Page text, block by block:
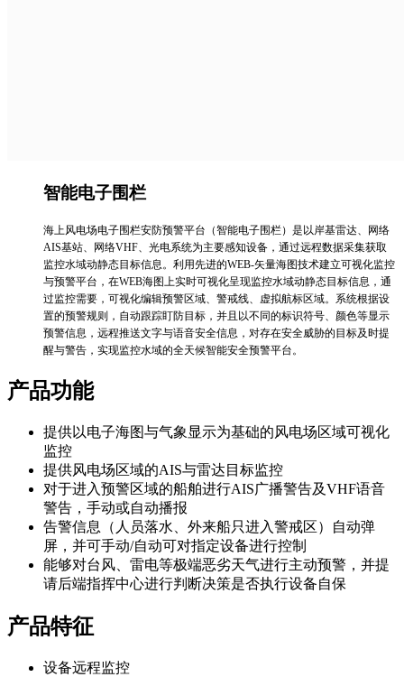
智能电子围栏
海上风电场电子围栏安防预警平台（智能电子围栏）是以岸基雷达、网络
AIS基站、网络VHF、光电系统为主要感知设备，通过远程数据采集获取
监控水域动静态目标信息。利用先进的WEB-矢量海图技术建立可视化监控
与预警平台，在WEB海图上实时可视化呈现监控水域动静态目标信息，通
过监控需要，可视化编辑预警区域、警戒线、虚拟航标区域。系统根据设
置的预警规则，自动跟踪盯防目标，并且以不同的标识符号、颜色等显示
预警信息，远程推送文字与语音安全信息，对存在安全威胁的目标及时提
醒与警告，实现监控水域的全天候智能安全预警平台。
产品功能
提供以电子海图与气象显示为基础的风电场区域可视化
监控
提供风电场区域的AIS与雷达目标监控
对于进入预警区域的船舶进行AIS广播警告及VHF语音
警告，手动或自动播报
告警信息（人员落水、外来船只进入警戒区）自动弹
屏，并可手动/自动可对指定设备进行控制
能够对台风、雷电等极端恶劣天气进行主动预警，并提
请后端指挥中心进行判断决策是否执行设备自保
产品特征
设备远程监控